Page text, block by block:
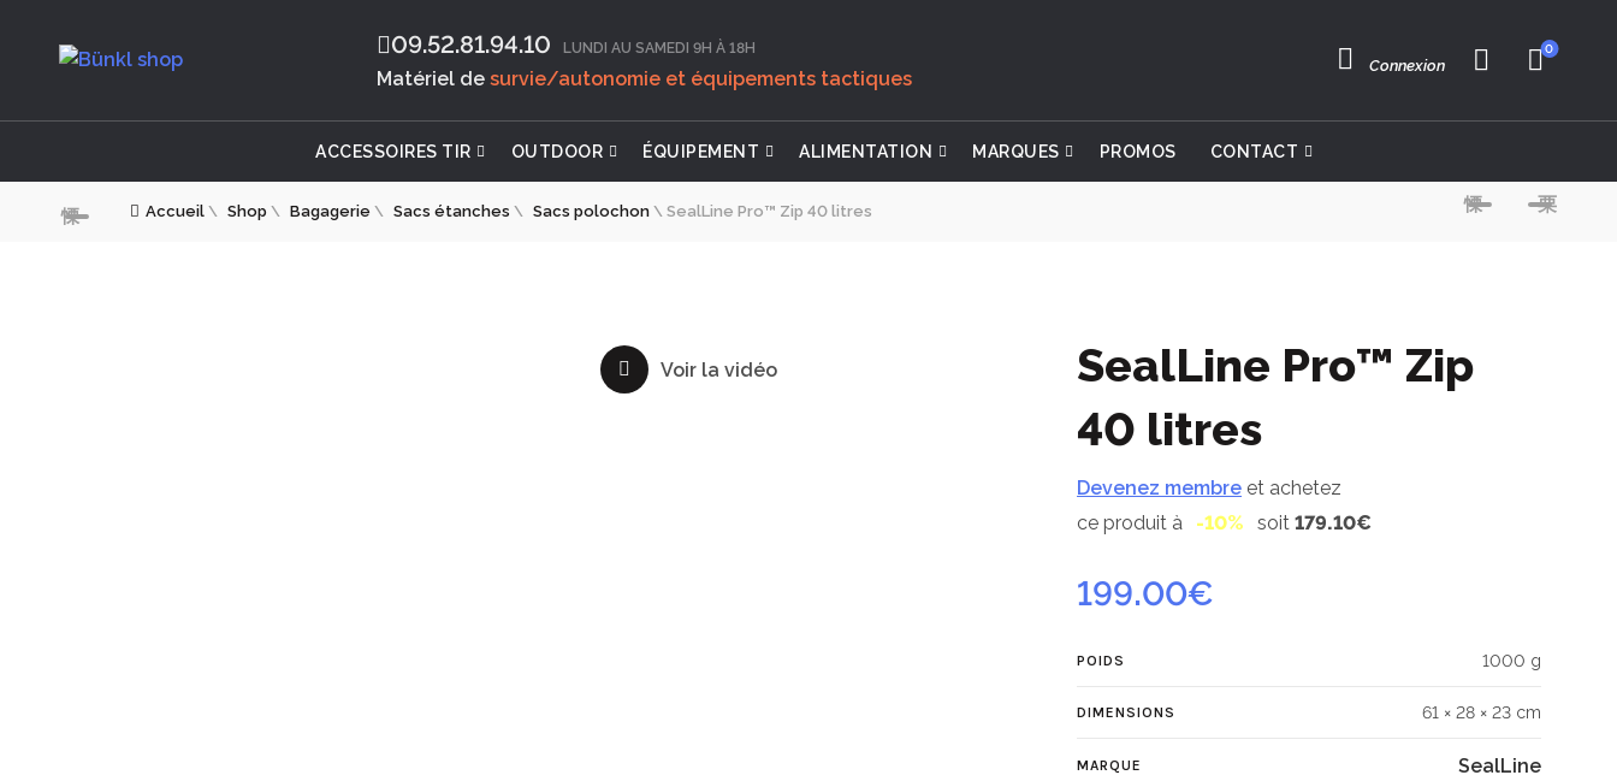
09.52.81.94.10‬ LUNDI AU SAMEDI 9H À 18H
Matériel de survie/autonomie et équipements tactiques
Connexion
0
ACCESSOIRES TIR OUTDOOR ÉQUIPEMENT ALIMENTATION MARQUES PROMOS CONTACT
Accueil\ Shop\ Bagagerie\ Sacs étanches \ Sacs polochon\ SealLine Pro™ Zip 40 litres
Voir la vidéo
SealLine Pro™ Zip
40 litres
Devenez membre et achetez
ce produit à
-10% soit179.10€
199.00€
POIDS 1000 g
DIMENSIONS 61 × 28 × 23 cm
MARQUE SealLine